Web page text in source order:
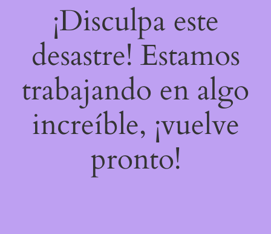
¡Disculpa este
desastre! Estamos
trabajando en algo
increíble, ¡vuelve
pronto!